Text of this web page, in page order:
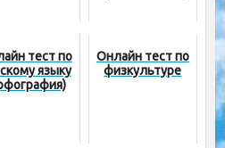
тест по
языку
Онлайн тест по
физкультуре